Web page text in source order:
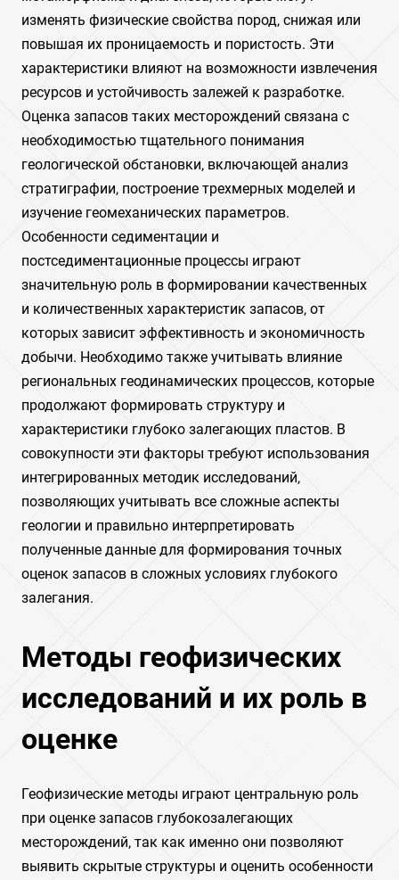
изменять физические свойства пород‚ снижая или
повышая их проницаемость и пористость. Эти
характеристики влияют на возможности извлечения
ресурсов и устойчивость залежей к разработке.
Оценка запасов таких месторождений связана с
необходимостью тщательного понимания
геологической обстановки‚ включающей анализ
стратиграфии‚ построение трехмерных моделей и
изучение геомеханических параметров.
Особенности седиментации и
постседиментационные процессы играют
значительную роль в формировании качественных
и количественных характеристик запасов‚ от
которых зависит эффективность и экономичность
добычи. Необходимо также учитывать влияние
региональных геодинамических процессов‚ которые
продолжают формировать структуру и
характеристики глубоко залегающих пластов. В
совокупности эти факторы требуют использования
интегрированных методик исследований‚
позволяющих учитывать все сложные аспекты
геологии и правильно интерпретировать
полученные данные для формирования точных
оценок запасов в сложных условиях глубокого
залегания.
Методы геофизических
исследований и их роль в
оценке
Геофизические методы играют центральную роль
при оценке запасов глубокозалегающих
месторождений‚ так как именно они позволяют
выявить скрытые структуры и оценить особенности